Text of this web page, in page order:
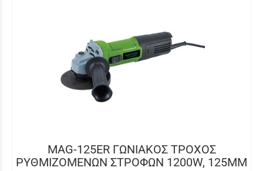
MAG-125ER ΓΩΝΙΑΚΟΣ ΤΡΟΧΟΣ
ΡΥΘΜΙΖΟΜΕΝΩΝ ΣΤΡΟΦΩΝ 1200W, 125MM